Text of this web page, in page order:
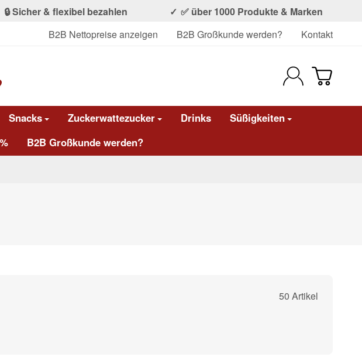
🔒 Sicher & flexibel bezahlen
✅ über 1000 Produkte & Marken
B2B Nettopreise anzeigen B2B Großkunde werden? Kontakt
Snacks Zuckerwattezucker Drinks
Süßigkeiten
B2B Großkunde werden?
50 Artikel